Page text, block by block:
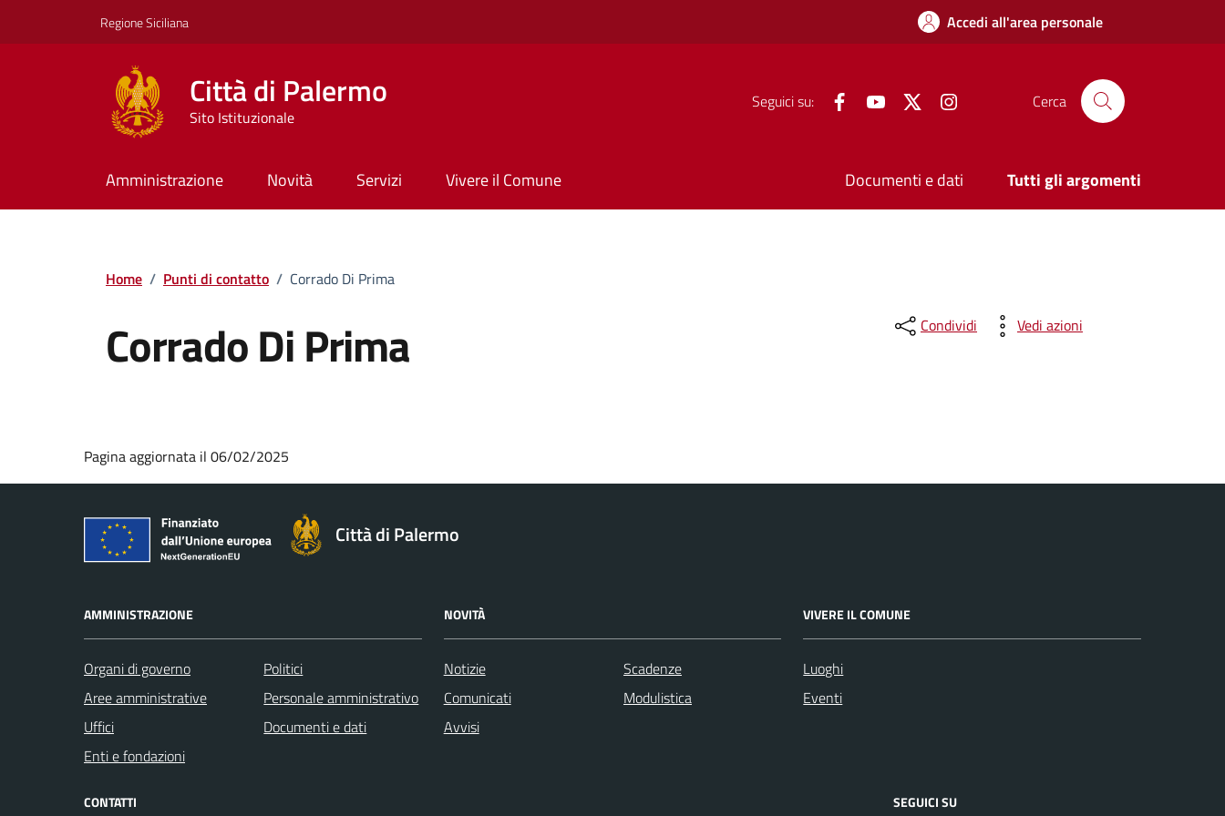
Regione Siciliana Accedi all'area personale
Città di Palermo
Sito Istituzionale
Seguici su: FacebookYouTube Twitter Cerca
Amministrazione Novità Servizi Vivere il Comune Documenti e dati Tutti gli argomenti
Home / Punti di contatto / Corrado Di Prima
Corrado Di Prima Condividi Vedi azioni
Pagina aggiornata il 06/02/2025
Città di Palermo
AMMINISTRAZIONE
Organi di governo
Aree amministrative
Uffici
Enti e fondazioni
Politici
Personale amministrativo
Documenti e dati
NOVITÀ
Notizie
Comunicati
Avvisi
Scadenze
Modulistica
VIVERE IL COMUNE
Luoghi
Eventi
CONTATTI SEGUICI SU